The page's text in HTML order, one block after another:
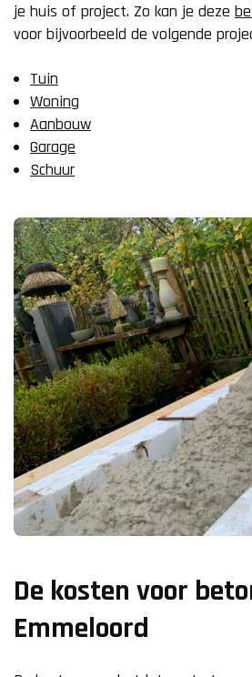
je huis of project. Zo kan je deze
voor bijvoorbeeld de volgende
Tuin
Woning
Aanbouw
Garage
Schuur
De kosten voor
Emmeloord